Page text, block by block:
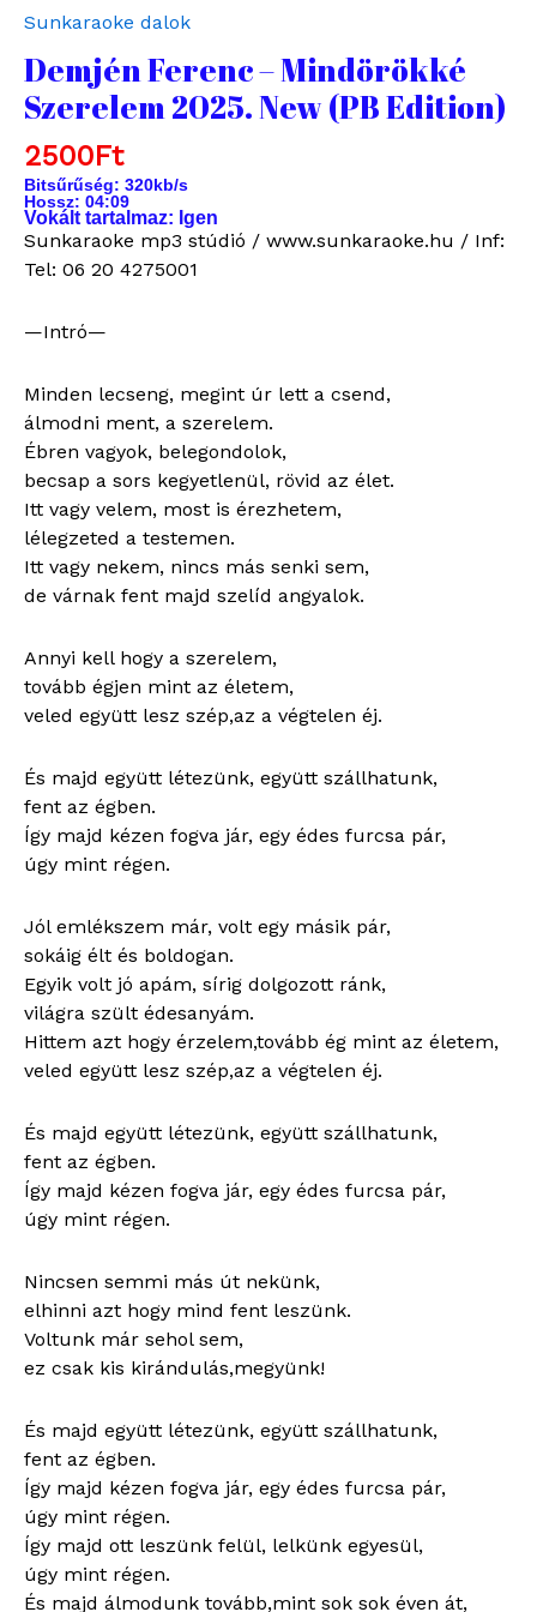
Sunkaraoke dalok
Demjén Ferenc – Mindörökké
Szerelem 2025. New (PB Edition)
2500Ft
Bitsűrűség: 320kb/s
Hossz: 04:09
Vokált tartalmaz: Igen
Sunkaraoke mp3 stúdió / www.sunkaraoke.hu / Inf:
Tel: 06 20 4275001
—Intró—
Minden lecseng, megint úr lett a csend,
álmodni ment, a szerelem.
Ébren vagyok, belegondolok,
becsap a sors kegyetlenül, rövid az élet.
Itt vagy velem, most is érezhetem,
lélegzeted a testemen.
Itt vagy nekem, nincs más senki sem,
de várnak fent majd szelíd angyalok.
Annyi kell hogy a szerelem,
tovább égjen mint az életem,
veled együtt lesz szép,az a végtelen éj.
És majd együtt létezünk, együtt szállhatunk,
fent az égben.
Így majd kézen fogva jár, egy édes furcsa pár,
úgy mint régen.
Jól emlékszem már, volt egy másik pár,
sokáig élt és boldogan.
Egyik volt jó apám, sírig dolgozott ránk,
világra szült édesanyám.
Hittem azt hogy érzelem,tovább ég mint az életem,
veled együtt lesz szép,az a végtelen éj.
És majd együtt létezünk, együtt szállhatunk,
fent az égben.
Így majd kézen fogva jár, egy édes furcsa pár,
úgy mint régen.
Nincsen semmi más út nekünk,
elhinni azt hogy mind fent leszünk.
Voltunk már sehol sem,
ez csak kis kirándulás,megyünk!
És majd együtt létezünk, együtt szállhatunk,
fent az égben.
Így majd kézen fogva jár, egy édes furcsa pár,
úgy mint régen.
Így majd ott leszünk felül, lelkünk egyesül,
úgy mint régen.
És majd álmodunk tovább,mint sok sok éven át,
szerelem
2025.
New
(PB
Edition)
quantity